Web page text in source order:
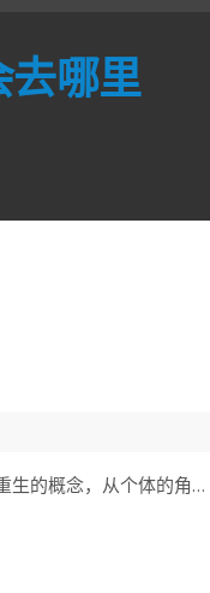
去哪里
生的概念，从个体的角…